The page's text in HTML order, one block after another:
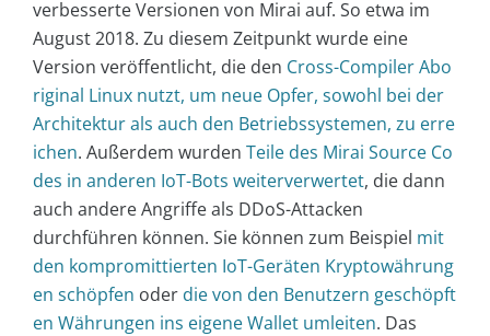
verbesserte Versionen von Mirai auf. So etwa im
August 2018. Zu diesem Zeitpunkt wurde eine
Version veröffentlicht, die den Cross-Compiler Abo
riginal Linux nutzt, um neue Opfer, sowohl bei der
Architektur als auch den Betriebssystemen, zu erre
ichen. Außerdem wurden Teile des Mirai Source Co
des in anderen IoT-Bots weiterverwertet, die dann
auch andere Angriffe als DDoS-Attacken
durchführen können. Sie können zum Beispiel mit
den kompromittierten IoT-Geräten Kryptowährung
en schöpfen oder die von den Benutzern geschöpft
en Währungen ins eigene Wallet umleiten. Das